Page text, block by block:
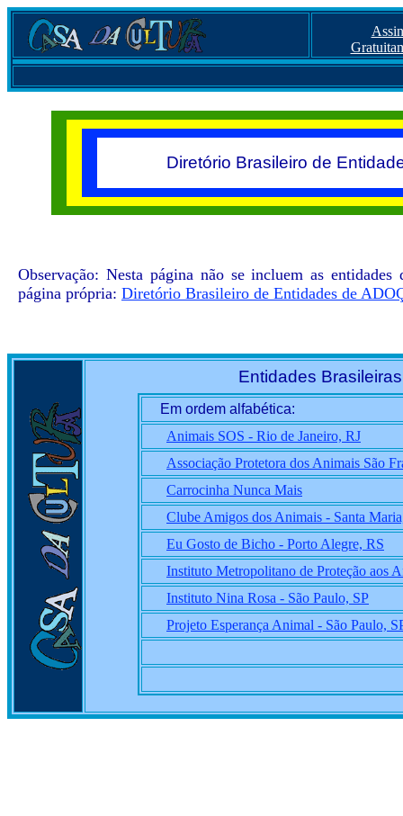
Diretório Brasileiro de
Observação: Nesta página não se incluem as entidades
página própria: Diretório Brasileiro de Entidades de
Entidades
Em ordem alfabética:
Animais SOS - Rio de Janeiro, RJ
Associação Protetora dos Animais São
Carrocinha Nunca Mais
Clube Amigos dos Animais - Santa
Eu Gosto de Bicho - Porto Alegre, RS
Instituto Metropolitano de Proteção aos
Instituto Nina Rosa - São Paulo, SP
Projeto Esperança Animal - São Paulo,